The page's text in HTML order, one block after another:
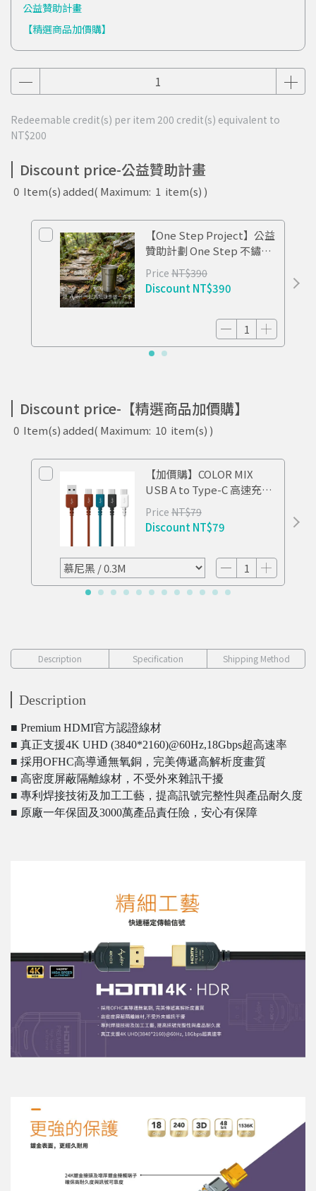
公益贊助計畫
【精選商品加價購】
Redeemable credit(s) per item 200 credit(s) equivalent to
NT$200
Discount price-公益贊助計畫
0 Item(s) added( Maximum: 1 item(s) )
【One Step Project】公益
贊助計劃 One Step 不鏽鋼
杯 TIDE
Price NT$390
Discount NT$390
Discount price-【精選商品加價購】
0 Item(s) added( Maximum: 10 item(s) )
【加價購】COLOR MIX
USB A to Type-C 高速充電
傳輸線 0.3M
Price NT$79
Discount NT$79
Description Specification Shipping Method
Description
■ Premium HDMI官方認證線材
■ 真正支援4K UHD (3840*2160)@60Hz,18Gbps超高速率
■ 採用OFHC高導通無氧銅，完美傳遞高解析度畫質
■ 高密度屏蔽隔離線材，不受外來雜訊干擾
■ 專利焊接技術及加工工藝，提高訊號完整性與產品耐久度
■ 原廠一年保固及3000萬產品責任險，安心有保障